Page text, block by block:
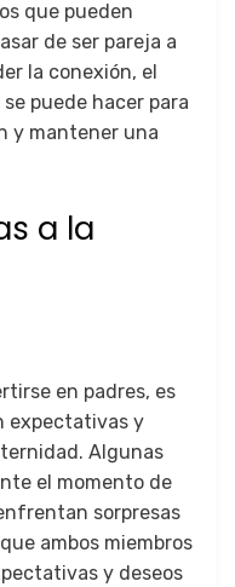
que pueden
de ser pareja a
la conexión, el
puede hacer para
y mantener una
a la
en padres, es
expectativas y
Algunas
el momento de
sorpresas
ambos miembros
y deseos